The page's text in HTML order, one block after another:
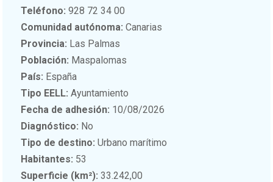
Teléfono: 928 72 34 00
Comunidad autónoma: Canarias
Provincia: Las Palmas
Población: Maspalomas
País: España
Tipo EELL: Ayuntamiento
Fecha de adhesión: 10/08/2026
Diagnóstico: No
Tipo de destino: Urbano marítimo
Habitantes: 53
Superficie (km²): 33.242,00